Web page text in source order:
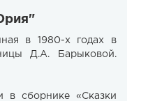
в 1980-х годах в
Д.А. Барыковой.
в сборнике «Сказки